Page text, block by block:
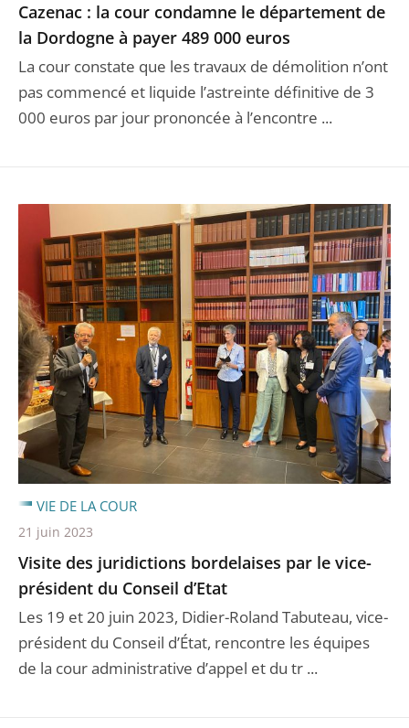
Cazenac : la cour condamne le département de
la Dordogne à payer 489 000 euros
La cour constate que les travaux de démolition n’ont
pas commencé et liquide l’astreinte définitive de 3
000 euros par jour prononcée à l’encontre ...
Visite des juridictions bordelaises par le vice-
président du Conseil d’Etat
Les 19 et 20 juin 2023, Didier-Roland Tabuteau, vice-
président du Conseil d’État, rencontre les équipes
de la cour administrative d’appel et du tr ...
VIE DE LA COUR
21 juin 2023